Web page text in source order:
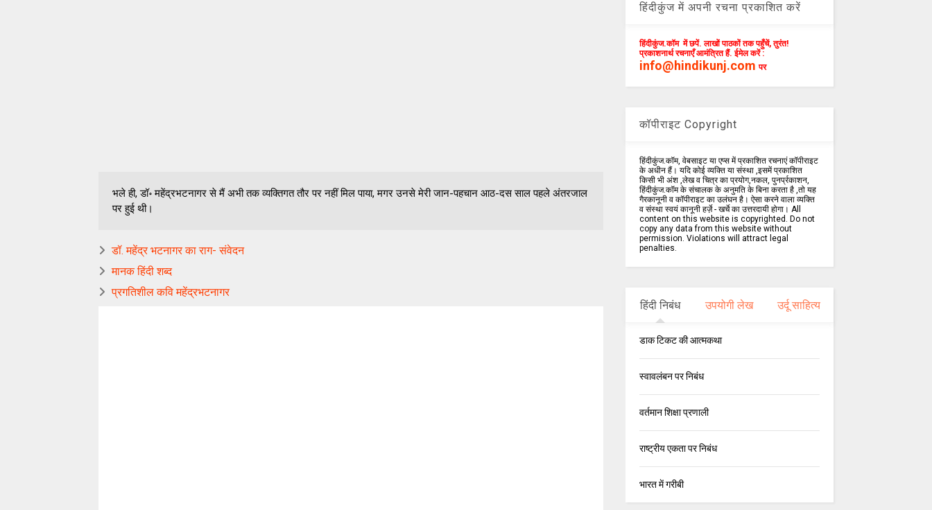
भले ही, डॉ॰ महेंद्रभटनागर से मैं अभी तक व्यक्तिगत तौर पर नहीं मिल पाया, मगर उनसे मेरी जान-पहचान आठ-दस साल पहले अंतरजाल
पर हुई थी।
डॉ. महेंद्र भटनागर का राग- संवेदन
मानक हिंदी शब्द
प्रगतिशील कवि महेंद्रभटनागर
हिंदीकुंज में अपनी रचना प्रकाशित करें
हिंदीकुंज.कॉम में छपें. लाखों पाठकों तक पहुँचें, तुरंत!
प्रकाशनार्थ रचनाएँ आमंत्रित हैं. ईमेल करें :
info@hindikunj.com पर
कॉपीराइट Copyright
हिंदीकुंज.कॉम, वेबसाइट या एप्स में प्रकाशित रचनाएं कॉपीराइट
के अधीन हैं। यदि कोई व्यक्ति या संस्था ,इसमें प्रकाशित
किसी भी अंश ,लेख व चित्र का प्रयोग,नकल, पुनर्प्रकाशन,
हिंदीकुंज.कॉम के संचालक के अनुमति के बिना करता है ,तो यह
गैरकानूनी व कॉपीराइट का उलंघन है। ऐसा करने वाला व्यक्ति
व संस्था स्वयं कानूनी हर्ज़े - खर्चे का उत्तरदायी होगा। All
content on this website is copyrighted. Do not
copy any data from this website without
permission. Violations will attract legal
penalties.
हिंदी निबंध उपयोगी लेख उर्दू साहित्य
डाक टिकट की आत्मकथा
स्वावलंबन पर निबंध
वर्तमान शिक्षा प्रणाली
राष्ट्रीय एकता पर निबंध
भारत में गरीबी